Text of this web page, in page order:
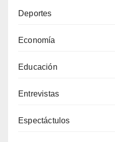
Deportes
Economía
Educación
Entrevistas
Espectáctulos